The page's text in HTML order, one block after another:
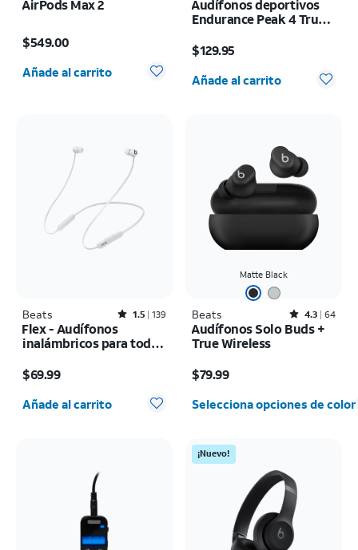
AirPods Max 2
$549.00
Cantidad seleccionada: 0
Añade al carrito
Audífonos deportivos
Endurance Peak 4 True
de ruido
$129.95
Cantidad seleccionada: 0
Añade al carrito
Beats Rated1.5out of 5 stars with139reviews
1.5 139
Flex - Audífonos
inalámbricos para todo
$69.99
Cantidad seleccionada: 0
Añade al carrito
Matte Black
Beats Rated4.3out of 5 stars with64reviews
4.3 64
Audífonos Solo Buds +
True Wireless
$79.99
Selecciona opciones de color
¡Nuevo!